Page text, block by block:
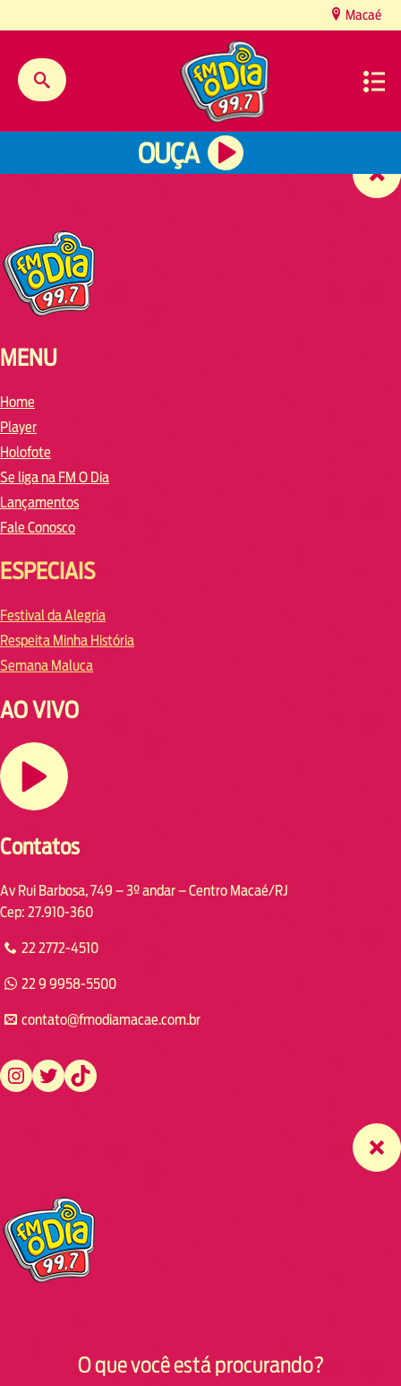
Macaé
OUÇA
MENU
Home
Player
Holofote
Se liga na FM O Dia
Lançamentos
Fale Conosco
ESPECIAIS
Festival da Alegria
Respeita Minha História
Semana Maluca
AO VIVO
Contatos
Av Rui Barbosa, 749 – 3º andar – Centro Macaé/RJ
Cep: 27.910-360
22 2772-4510
22 9 9958-5500
contato@fmodiamacae.com.br
https://www.instagram.com/fmodia.macae/ https://twitter.com/fmodia.macae/ https://www.tiktok.com/@fmodia.macae
O que você está procurando?